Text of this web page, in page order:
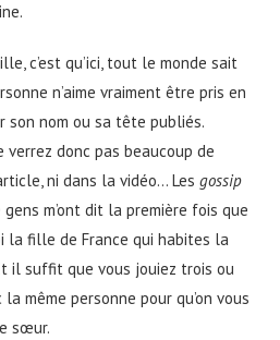
c’est qu’ici, tout le monde sait
n’aime vraiment être pris en
son nom ou sa tête publiés.
verrez donc pas beaucoup de
ni dans la vidéo… Lesgossip
m’ont dit la première fois que
la fille de France qui habites la
il suffit que vous jouiez trois ou
même personne pour qu’on vous
sœur.